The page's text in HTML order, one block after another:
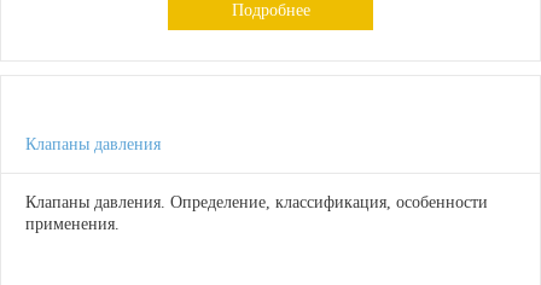
Подробнее
Клапаны давления
Клапаны давления. Определение, классификация, особенности
применения.